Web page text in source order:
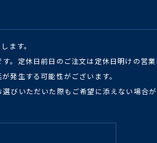
ます。
。定休日前日のご注文は定休日明けの営
発生する可能性がございます。
びいただいた際もご希望に添えない場合が